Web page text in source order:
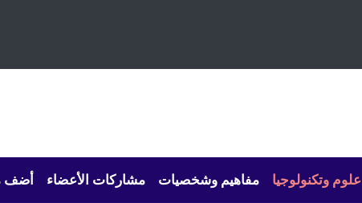
علوم وتكنولوجيا مفاهيم وشخصيات مشاركات الأعضاء أضف